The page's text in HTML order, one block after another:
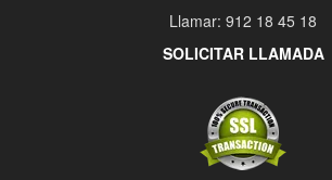
Llamar: 912 18 45 18
SOLICITAR LLAMADA